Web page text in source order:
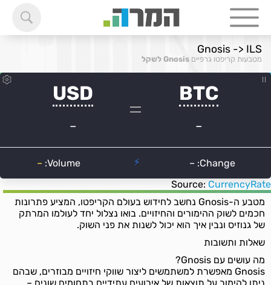
Gnosis -> ILS
מטבעות קריפטו גרפיים Gnosis לשקל
Source: CurrencyRate
מטבע ה-Gnosis נחשב לחידוש בעולם הקריפטו, המציע פתרונות
חכמים לשוק ההימורים והחיזויים. בואו נצלול יחד לעולמו המרתק
של גנוזיס ונבין איך הוא יכול לשנות את פני השוק.
שאלות ותשובות
מה עושים עם Gnosis?
Gnosis מאפשרת למשתמשים ליצור שווקי חיזויים מבוזרים, שבהם